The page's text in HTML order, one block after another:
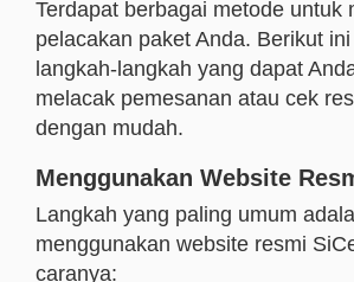
Terdapat berbagai metode untuk
pelacakan paket Anda. Berikut
langkah-langkah yang dapat
melacak pemesanan atau cek
dengan mudah.
Menggunakan Website
Langkah yang paling umum
menggunakan website resmi
caranya: